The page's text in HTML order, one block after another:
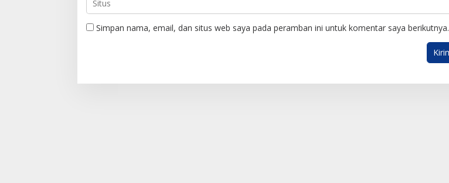
Simpan nama, email, dan situs web saya pada peramban ini untuk komentar saya berikutnya.